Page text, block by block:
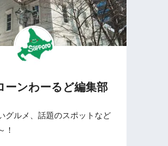
ーンわーるど編集部
グルメ、話題のスポットなど
！